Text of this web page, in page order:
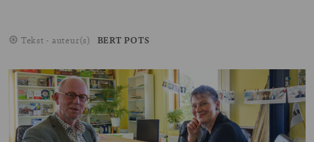
Tekst - auteur(s) BERT POTS